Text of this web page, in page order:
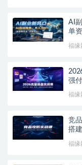
AI
单
福缘
强
福缘
竞
搭
福缘